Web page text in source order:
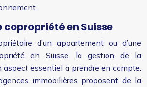
copropriété en Suisse
d’un appartement ou d’une
en Suisse, la gestion de la
aspect essentiel à prendre en compte.
immobilières proposent de la